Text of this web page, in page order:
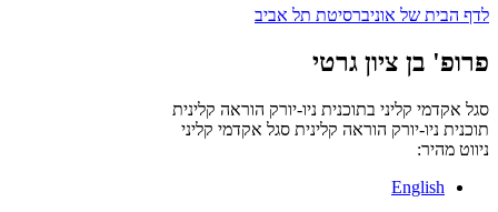
לדף הבית של אוניברסיטת תל אביב
פרופ' בן ציון גרטי
סגל אקדמי קליני בתוכנית ניו-יורק הוראה קלינית
תוכנית ניו-יורק הוראה קלינית סגל אקדמי קליני
ניווט מהיר:
English